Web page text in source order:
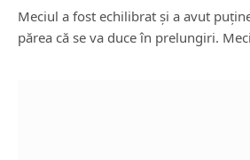
Meciul a fost echilibrat și a avut
părea că se va duce în prelungiri.